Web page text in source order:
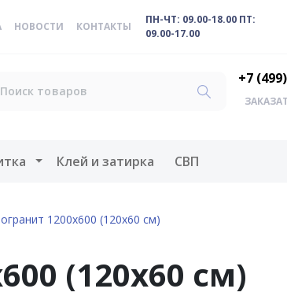
НОВОСТИ КОНТАКТЫ
ПН-ЧТ: 09.00-18.00 ПТ:
09.00-17.00
+7
Открыть меню
Клей и затирка СВП
1200х600 (120х60 см)
(120х60 см)